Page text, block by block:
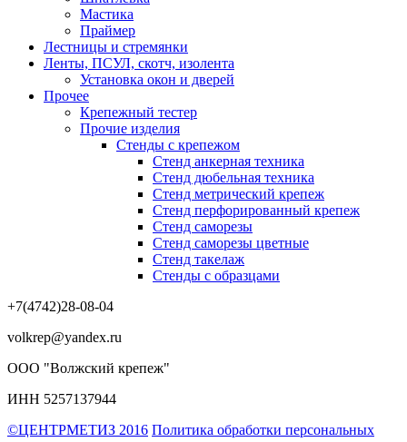
Мастика
Праймер
Лестницы и стремянки
Ленты, ПСУЛ, скотч, изолента
Установка окон и дверей
Прочее
Крепежный тестер
Прочие изделия
Стенды с крепежом
Стенд анкерная техника
Стенд дюбельная техника
Стенд метрический крепеж
Стенд перфорированный крепеж
Стенд саморезы
Стенд саморезы цветные
Стенд такелаж
Стенды с образцами
+7(4742)28-08-04
volkrep@yandex.ru
ООО "Волжский крепеж"
ИНН 5257137944
©ЦЕНТРМЕТИЗ 2016 Политика обработки персональных